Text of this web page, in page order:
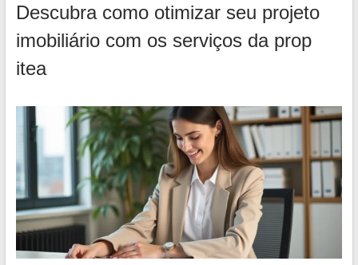
Descubra como otimizar seu projeto
imobiliário com os serviços da prop
itea